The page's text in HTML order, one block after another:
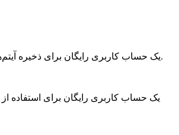
یک حساب کاربری رایگان برای ذخیره آیتم‌های محبوب ایجاد کنید.
یک حساب کاربری رایگان برای استفاده